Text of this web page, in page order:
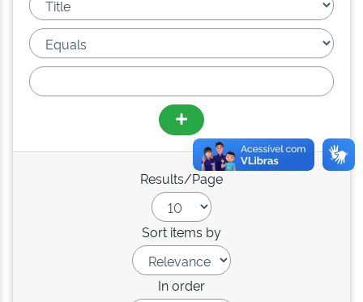
Results/Page
Sort items by
In order